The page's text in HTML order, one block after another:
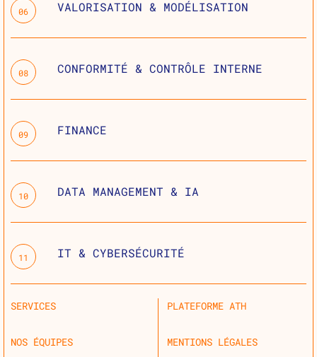
06 VALORISATION & MODÉLISATION
08 CONFORMITÉ & CONTRÔLE INTERNE
09 FINANCE
10 DATA MANAGEMENT & IA
11 IT & CYBERSÉCURITÉ
SERVICES
NOS ÉQUIPES
PLATEFORME ATH
MENTIONS LÉGALES